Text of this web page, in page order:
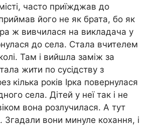
часто приїжджав до
його не як брата, бо як
ж вивчилася на викладача у
до села. Стала вчителем
Там і вийшла заміж за
жити по сусідству з
кілька років Ірка повернулася
села. Дітей у неї так і не
вона розлучилася. А тут
Згадали вони минуле кохання, і